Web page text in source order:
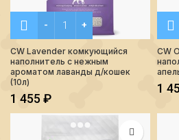
Количество CW Lavender
CW Lavender комкующийся
наполнитель с нежным
ароматом лаванды д/кошек
(10л)
1 455₽
CW
1